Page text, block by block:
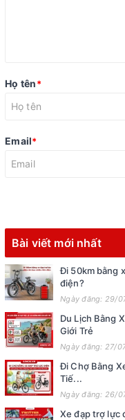
Họ tên*
Email*
Bài viết mới nhất
Đi 50km bằng
điện?
Ngày đăng: 29/
Du Lịch Bằng
Giới Trẻ
Ngày đăng: 27/
Đi Chợ Bằng
Tiế...
Ngày đăng: 26/
Xe đạp trợ lực